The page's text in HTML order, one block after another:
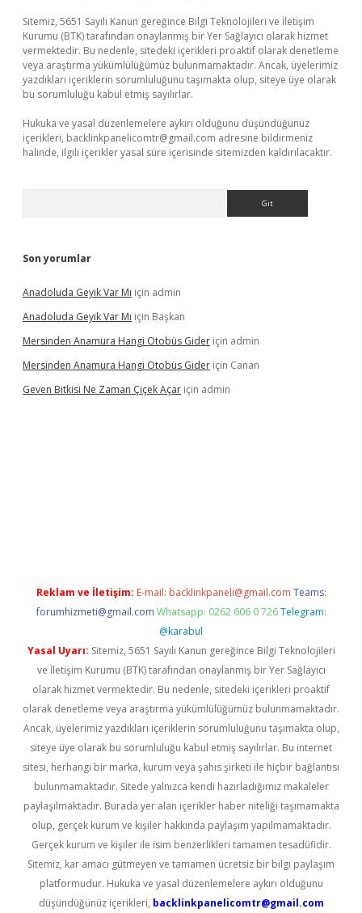
Sitemiz, 5651 Sayılı Kanun gereğince Bilgi Teknolojileri ve İletişim
Kurumu (BTK) tarafından onaylanmış bir Yer Sağlayıcı olarak hizmet
vermektedir. Bu nedenle, sitedeki içerikleri proaktif olarak denetleme
veya araştırma yükümlülüğümüz bulunmamaktadır. Ancak, üyelerimiz
yazdıkları içeriklerin sorumluluğunu taşımakta olup, siteye üye olarak
bu sorumluluğu kabul etmiş sayılırlar.
Hukuka ve yasal düzenlemelere aykırı olduğunu düşündüğünüz
içerikleri, backlinkpanelicomtr@gmail.com adresine bildirmeniz
halinde, ilgili içerikler yasal süre içerisinde sitemizden kaldırılacaktır.
Son yorumlar
Anadoluda Geyik Var Mı için admin
Anadoluda Geyik Var Mı için Başkan
Mersinden Anamura Hangi Otobüs Gider için admin
Mersinden Anamura Hangi Otobüs Gider için Canan
Geven Bitkisi Ne Zaman Çiçek Açar için admin
Reklam ve İletişim: E-mail: backlinkpaneli@gmail.com Teams:
forumhizmeti@gmail.com Whatsapp: 0262 606 0 726 Telegram:
@karabul
Yasal Uyarı: Sitemiz, 5651 Sayılı Kanun gereğince Bilgi Teknolojileri
ve İletişim Kurumu (BTK) tarafından onaylanmış bir Yer Sağlayıcı
olarak hizmet vermektedir. Bu nedenle, sitedeki içerikleri proaktif
olarak denetleme veya araştırma yükümlülüğümüz bulunmamaktadır.
Ancak, üyelerimiz yazdıkları içeriklerin sorumluluğunu taşımakta olup,
siteye üye olarak bu sorumluluğu kabul etmiş sayılırlar. Bu internet
sitesi, herhangi bir marka, kurum veya şahıs şirketi ile hiçbir bağlantısı
bulunmamaktadır. Sitede yalnızca kendi hazırladığımız makaleler
paylaşılmaktadır. Burada yer alan içerikler haber niteliği taşımamakta
olup, gerçek kurum ve kişiler hakkında paylaşım yapılmamaktadır.
Gerçek kurum ve kişiler ile isim benzerlikleri tamamen tesadüfidir.
Sitemiz, kar amacı gütmeyen ve tamamen ücretsiz bir bilgi paylaşım
platformudur. Hukuka ve yasal düzenlemelere aykırı olduğunu
düşündüğünüz içerikleri, backlinkpanelicomtr@gmail.com